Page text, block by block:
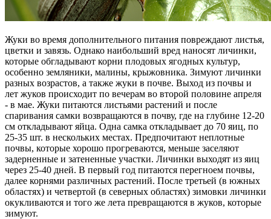
Жуки во время дополнительного питания повреждают листья,
цветки и завязь. Однако наибольший вред наносят личинки,
которые обгладывают корни плодовых ягодных культур,
особенно земляники, малины, крыжовника. Зимуют личинки
разных возрастов, а также жуки в почве. Выход из почвы и
лет жуков происходит по вечерам во второй половине апреля
- в мае. Жуки питаются листьями растений и после
спаривания самки возвращаются в почву, где на глубине 12-20
см откладывают яйца. Одна самка откладывает до 70 яиц, по
25-35 шт. в нескольких местах. Предпочитают неплотные
почвы, которые хорошо прогреваются, меньше заселяют
задерненные и затененные участки. Личинки выходят из яиц
через 25-40 дней. В первый год питаются перегноем почвы,
далее корнями различных растений. После третьей (в южных
областях) и четвертой (в северных областях) зимовки личинки
окукливаются и того же лета превращаются в жуков, которые
зимуют.